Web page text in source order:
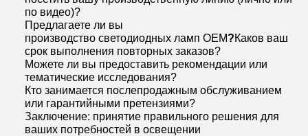
по видео)?
Предлагаете ли вы
производство светодиодных ламп OEM?Каков ваш
срок выполнения повторных заказов?
Можете ли вы предоставить рекомендации или
тематические исследования?
Кто занимается послепродажным обслуживанием
или гарантийными претензиями?
Заключение: принятие правильного решения для
ваших потребностей в освещении